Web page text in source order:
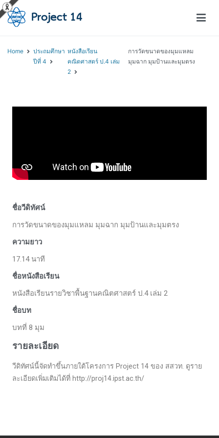
Home
ประถมศึกษา
ปีที่ 4
หนังสือเรียน
คณิตศาสตร์ ป.4 เล่ม
2
การวัดขนาดของมุมแหลม
มุมฉาก มุมป้านและมุมตรง
ชื่อวีดิทัศน์
การวัดขนาดของมุมแหลม มุมฉาก มุมป้านและมุมตรง
ความยาว
17.14 นาที
ชื่อหนังสือเรียน
หนังสือเรียนรายวิชาพื้นฐานคณิตศาสตร์ ป.4 เล่ม 2
ชื่อบท
บทที่ 8 มุม
รายละเอียด
วีดิทัศน์นี้จัดทำขึ้นภายใต้โครงการ Project 14 ของ สสวท. ดูราย
ละเอียดเพิ่มเติมได้ที่ http://proj14.ipst.ac.th/